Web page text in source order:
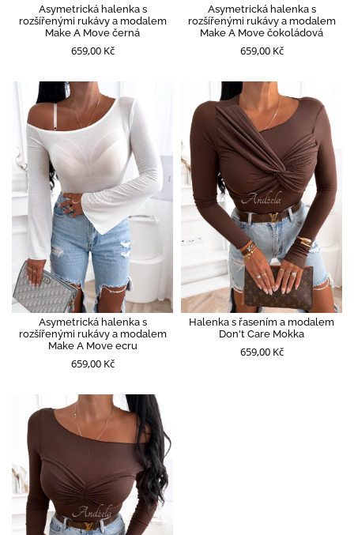
Asymetrická halenka s
rozšířenými rukávy a modalem
Make A Move černá
659,00 Kč
Asymetrická halenka s
rozšířenými rukávy a modalem
Make A Move čokoládová
659,00 Kč
Asymetrická halenka s
rozšířenými rukávy a modalem
Make A Move ecru
659,00 Kč
Halenka s řasením a modalem
Don't Care Mokka
659,00 Kč